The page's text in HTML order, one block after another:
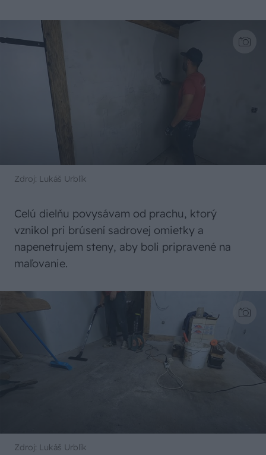
Zdroj: Lukáš Urblík
Celú dielňu povysávam od prachu, ktorý
vznikol pri brúsení sadrovej omietky a
napenetrujem steny, aby boli pripravené na
maľovanie.
Zdroj: Lukáš Urblík